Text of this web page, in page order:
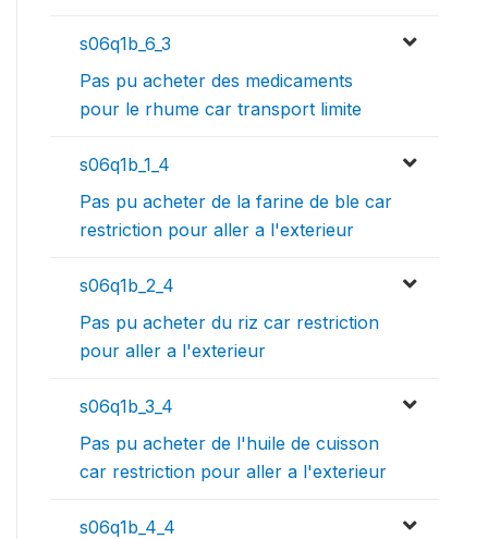
s06q1b_6_3
Pas pu acheter des medicaments
pour le rhume car transport limite
s06q1b_1_4
Pas pu acheter de la farine de ble car
restriction pour aller a l'exterieur
s06q1b_2_4
Pas pu acheter du riz car restriction
pour aller a l'exterieur
s06q1b_3_4
Pas pu acheter de l'huile de cuisson
car restriction pour aller a l'exterieur
s06q1b_4_4